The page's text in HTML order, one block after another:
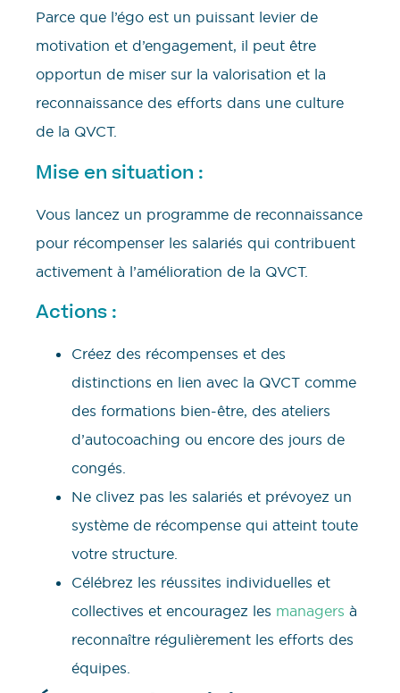
Parce que l’égo est un puissant levier de
motivation et d’engagement, il peut être
opportun de miser sur la valorisation et la
reconnaissance des efforts dans une culture
de la QVCT.
Mise en situation :
Vous lancez un programme de reconnaissance
pour récompenser les salariés qui contribuent
activement à l’amélioration de la QVCT.
Actions :
Créez des récompenses et des
distinctions en lien avec la QVCT comme
des formations bien-être, des ateliers
d’autocoaching ou encore des jours de
congés.
Ne clivez pas les salariés et prévoyez un
système de récompense qui atteint toute
votre structure.
Célébrez les réussites individuelles et
collectives et encouragez les managers à
reconnaître régulièrement les efforts des
équipes.